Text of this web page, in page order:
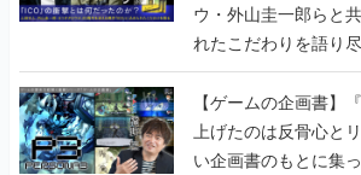
ウ・外山圭一郎らと
れたこだわりを語り
画書】
【ゲームの企画書】
上げたのは反骨心と
い企画書のもとに集